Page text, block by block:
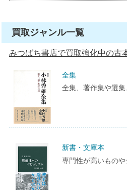
買取ジャンル一覧
みつばち書店で買取強化中の古
全集
全集、著作集や選
新書・文庫本
専門性が高いもの